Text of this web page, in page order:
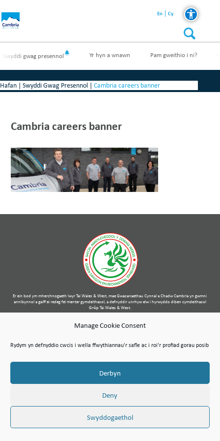
Manage Cookie Consent
Rydym yn defnyddio cwcis i wella ffwythiannau'r safle ac i roi'r profiad gorau posib
Derbyn
Deny
Swyddogaethol
En Cy
Yr hyn a wnawn Pam gweithio i ni?
Swyddi gwag presennol
Hafan | Swyddi Gwag Presennol | Cambria careers banner
Cambria careers banner
Er ein bod ym mherchnogaeth lwyr Tai Wales & West, mae Gwasanaethau Cynnal a Chadw Cambria yn gwmni
annibynnol a gaiff ei redeg fel menter gymdeithasol, a defnyddir unrhyw elw i hyrwyddo diben cymdeithasol
Grŵp Tai Wales & West.
© Hawlfraint Cymdeithas Cambria Maintenance Services Limited 2026
Cwmnïau 2006. Rhif y cwmni: 07389484